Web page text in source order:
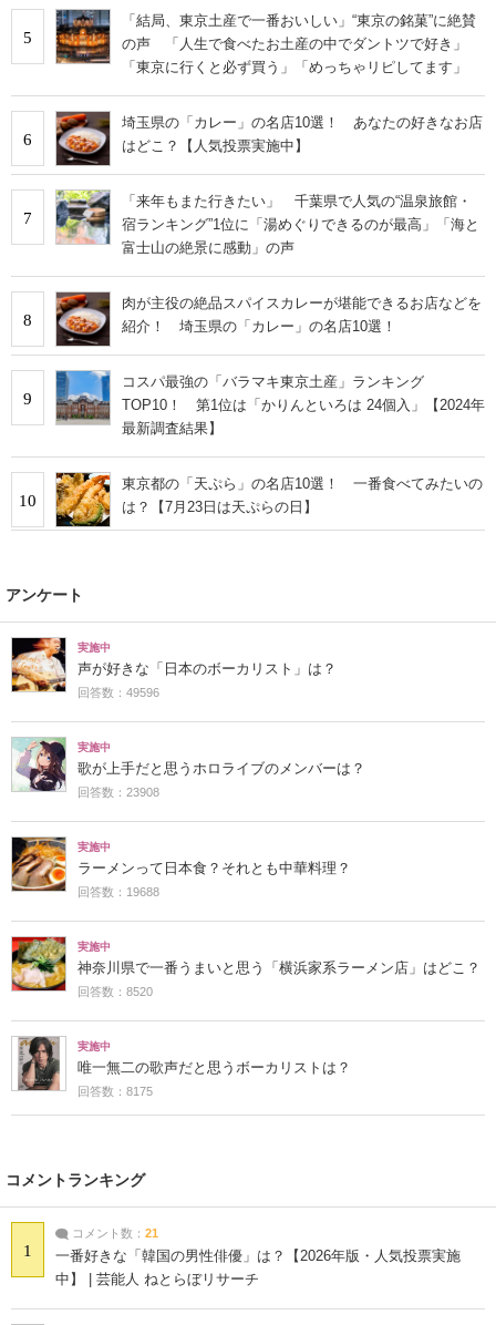
5
「結局、東京土産で一番おいしい」“東京の銘菓”に絶賛
の声 「人生で食べたお土産の中でダントツで好き」
「東京に行くと必ず買う」「めっちゃリピしてます」
6
埼玉県の「カレー」の名店10選！ あなたの好きなお店
はどこ？【人気投票実施中】
7
「来年もまた行きたい」 千葉県で人気の“温泉旅館・
宿ランキング”1位に「湯めぐりできるのが最高」「海と
富士山の絶景に感動」の声
8
肉が主役の絶品スパイスカレーが堪能できるお店などを
紹介！ 埼玉県の「カレー」の名店10選！
9
コスパ最強の「バラマキ東京土産」ランキング
TOP10！ 第1位は「かりんといろは 24個入」【2024年
最新調査結果】
10
東京都の「天ぷら」の名店10選！ 一番食べてみたいの
は？【7月23日は天ぷらの日】
アンケート
実施中
声が好きな「日本のボーカリスト」は？
回答数：49596
実施中
歌が上手だと思うホロライブのメンバーは？
回答数：23908
実施中
ラーメンって日本食？それとも中華料理？
回答数：19688
実施中
神奈川県で一番うまいと思う「横浜家系ラーメン店」はどこ？
回答数：8520
実施中
唯一無二の歌声だと思うボーカリストは？
回答数：8175
コメントランキング
1
コメント数： 21
一番好きな「韓国の男性俳優」は？【2026年版・人気投票実施
中】 | 芸能人 ねとらぼリサーチ